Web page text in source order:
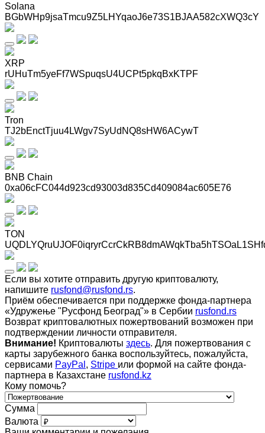
Solana
BGbWHp9jsaTmcu9Z5LHYqaoJ6e73S1BJAA582cXWQ3cY
XRP
rUHuTm5yeFf7WSpuqsU4UCPt5pkqBxKTPF
Tron
TJ2bEnctTjuu4LWgv7SyUdNQ8sHW6ACywT
BNB Chain
0xa06cFC044d923cd93003d835Cd409084ac605E76
TON
Если вы хотите отправить другую криптовалюту,
напишите rusfond@rusfond.rs.
Приём обеспечивается при поддержке фонда-партнера
«Удружење "Русфонд Београд"» в Сербии rusfond.rs
Возврат криптовалютных пожертвований возможен при
подтверждении личности отправителя.
Внимание! Криптовалюты здесь. Для пожертвования с
карты зарубежного банка воспользуйтесь, пожалуйста,
сервисами PayPal , Stripe или формой на сайте фонда-
партнера в Казахстане rusfond.kz
Кому помочь?
Сумма
Валюта